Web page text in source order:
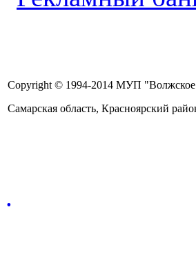
Copyright © 1994-2014 МУП
Самарская область, Красноярский
.